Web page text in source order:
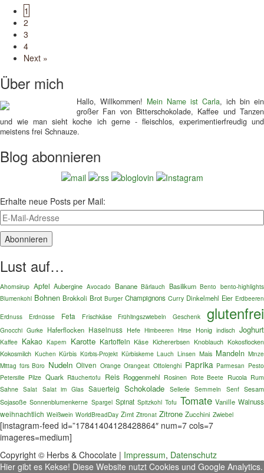
Posts
navigation
1
2
3
4
Next »
Über mich
Hallo, Willkommen! Mein Name ist Carla, ich bin ein
großer Fan von Bitterschokolade, Kaffee und Tanzen
und wie man sieht koche ich gerne - fleischlos, experimentierfreudig und
meistens frei Schnauze.
Blog abonnieren
Erhalte neue Posts per Mail:
Lust auf…
Ahornsirup Apfel Aubergine Avocado Banane Bärlauch Basilikum Bento bento-highlights
Blumenkohl Bohnen Brokkoli Brot Burger Champignons Curry Dinkelmehl Eier Erdbeeren
Erdnuss Erdnüsse Feta Frischkäse Frühlingszwiebeln Geschenk glutenfrei
Gnocchi Gurke Haferflocken Haselnuss Hefe Himbeeren Hirse Honig indisch Joghurt
Kaffee Kakao Kapern Karotte Kartoffeln Käse Kichererbsen Knoblauch Kokosflocken
Kokosmilch Kuchen Kürbis Kürbis-Projekt Kürbiskerne Lauch Linsen Mais Mandeln Minze
Mittag fürs Büro Nudeln Oliven Orange Orangeat Ottolenghi Paprika Parmesan Pesto
Petersilie Pilze Quark Räuchertofu Reis Roggenmehl Rosinen Rote Beete Rucola Rum
Sahne
Salat Salat im Glas Sauerteig Schokolade Sellerie Semmeln Senf Sesam
Sojasoße Sonnenblumenkerne Spargel Spinat Spitzkohl Tofu Tomate Vanille Walnuss
weihnachtlich Weißwein WorldBreadDay Zimt Zitronat Zitrone Zucchini Zwiebel
[instagram-feed id=”17841404128428864″ num=7 cols=7
imageres=medium]
Copyright © Herbs & Chocolate | Impressum, Datenschutz
Hier gibt es Kekse! Diese Website nutzt Cookies und Google Analytics.